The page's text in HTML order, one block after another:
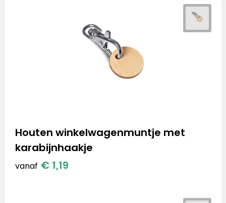
Houten winkelwagenmuntje met
karabijnhaakje
vanaf € 1,19